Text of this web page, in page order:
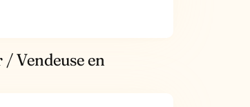
Vendeuse en